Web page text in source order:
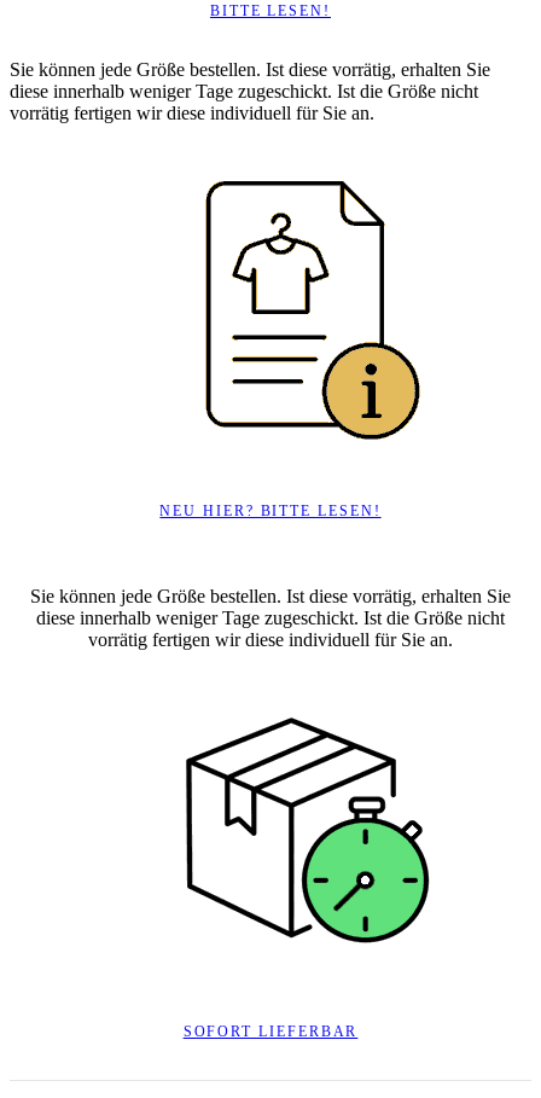
BITTE LESEN!
Sie können jede Größe bestellen. Ist diese vorrätig, erhalten Sie
diese innerhalb weniger Tage zugeschickt. Ist die Größe nicht
vorrätig fertigen wir diese individuell für Sie an.
NEU HIER? BITTE LESEN!
Sie können jede Größe bestellen. Ist diese vorrätig, erhalten Sie
diese innerhalb weniger Tage zugeschickt. Ist die Größe nicht
vorrätig fertigen wir diese individuell für Sie an.
SOFORT LIEFERBAR